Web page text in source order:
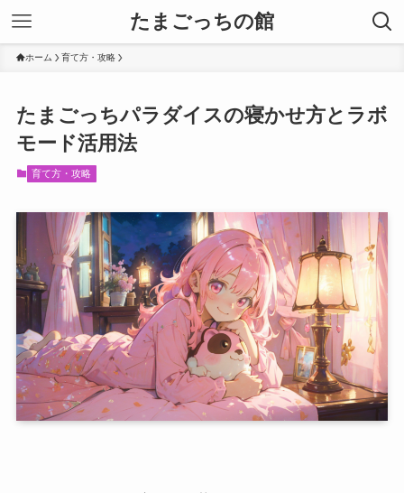
たまごっちの館
ホーム 育て方・攻略
たまごっちパラダイスの寝かせ方とラボ
モード活用法
育て方・攻略